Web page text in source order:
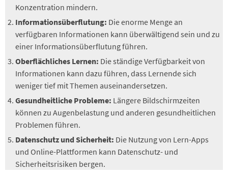
Konzentration mindern.
Informationsüberflutung: Die enorme Menge an
verfügbaren Informationen kann überwältigend sein und zu
einer Informationsüberflutung führen.
Oberflächliches Lernen: Die ständige Verfügbarkeit von
Informationen kann dazu führen, dass Lernende sich
weniger tief mit Themen auseinandersetzen.
Gesundheitliche Probleme: Längere Bildschirmzeiten
können zu Augenbelastung und anderen gesundheitlichen
Problemen führen.
Datenschutz und Sicherheit: Die Nutzung von Lern-Apps
und Online-Plattformen kann Datenschutz- und
Sicherheitsrisiken bergen.